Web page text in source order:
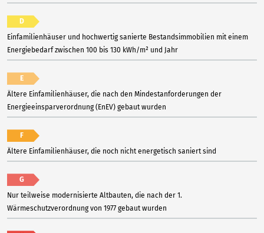
D
Einfamilienhäuser und hochwertig sanierte Bestandsimmobilien mit einem
Energiebedarf zwischen 100 bis 130 kWh/m² und Jahr
E
Ältere Einfamilienhäuser, die nach den Mindestanforderungen der
Energieeinsparverordnung (EnEV) gebaut wurden
F
Ältere Einfamilienhäuser, die noch nicht energetisch saniert sind
G
Nur teilweise modernisierte Altbauten, die nach der 1.
Wärmeschutzverordnung von 1977 gebaut wurden